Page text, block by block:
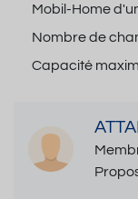
Mobil-Home
Nombre de
Capacité